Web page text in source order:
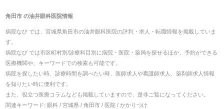
角田市の油井眼科医院情報
病院なび では、 宮城県角田市の油井眼科医院の評判・求人・転職情報を掲載していま
す。
病院なび では市区町村別/診療科目別に病院・医院・薬局を探せるほか、予約ができる
医療機関や、キーワードでの検索も可能です。
病院を探したい時、診療時間を調べたい時、医師求人や看護師求人、薬剤師求人情報
を知りたい時に便利です。
また、役立つ医療コラムなども掲載していますので、是非ご覧になってください。
関連キーワード: 眼科 / 宮城県 / 角田市 / 医院 / かかりつけ